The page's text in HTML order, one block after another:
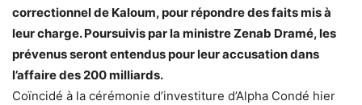
correctionnel de Kaloum, pour répondre des faits mis à
leur charge. Poursuivis par la ministre Zenab Dramé, les
prévenus seront entendus pour leur accusation dans
l’affaire des 200 milliards.
Coïncidé à la cérémonie d’investiture d’Alpha Condé hier